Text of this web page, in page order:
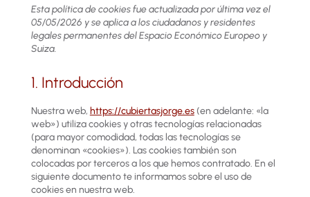
Esta política de cookies fue actualizada por última vez el
05/05/2026 y se aplica a los ciudadanos y residentes
legales permanentes del Espacio Económico Europeo y
Suiza.
1. Introducción
Nuestra web, https://cubiertasjorge.es(en adelante: «la
web») utiliza cookies y otras tecnologías relacionadas
(para mayor comodidad, todas las tecnologías se
denominan «cookies»). Las cookies también son
colocadas por terceros a los que hemos contratado. En el
siguiente documento te informamos sobre el uso de
cookies en nuestra web.